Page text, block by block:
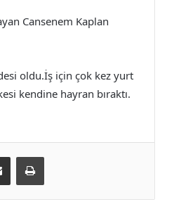
Cansenem Kaplan
oldu.İş için çok kez yurt
kendine hayran bıraktı.
E-Posta ile paylaş Yazdır